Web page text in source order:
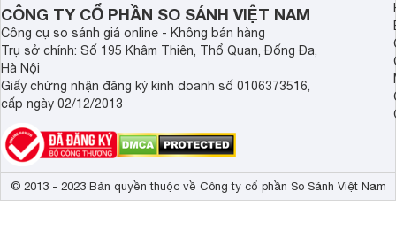
CÔNG TY CỔ PHẦN SO SÁNH VIỆT NAM
Công cụ so sánh giá online - Không bán hàng
Trụ sở chính: Số 195 Khâm Thiên, Thổ Quan, Đống Đa,
Hà Nội
Giấy chứng nhận đăng ký kinh doanh số 0106373516,
cấp ngày 02/12/2013
© 2013 - 2023 Bản quyền thuộc về Công ty cổ phần So Sánh Việt Nam